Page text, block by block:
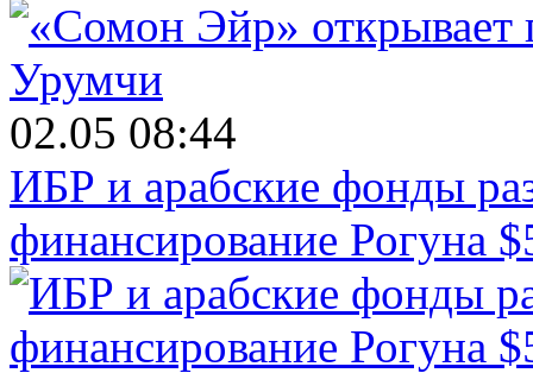
02.05 08:44
ИБР и арабские фонды
финансирование Рогуна